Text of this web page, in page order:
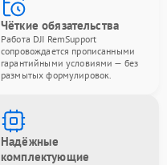
Чёткие обязательства
Работа DJI RemSupport
сопровождается прописанными
гарантийными условиями — без
размытых формулировок.
Надёжные
комплектующие